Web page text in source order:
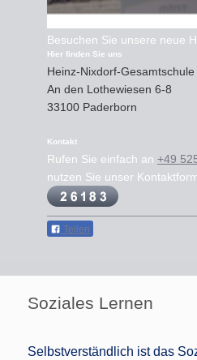
Besuchen Sie unsere neue
Hier finden Sie uns
Heinz-Nixdorf-Gesamtschule
An den Lothewiesen 6-8
33100 Paderborn
Kontakt
Rufen Sie einfach an +49
nutzen Sie unser
Teilen
Soziales Lernen
Selbstverständlich ist das